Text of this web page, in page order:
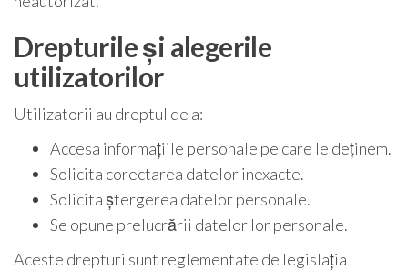
Drepturile și alegerile
utilizatorilor
Utilizatorii au dreptul de a:
Accesa informațiile personale pe care le deținem.
Solicita corectarea datelor inexacte.
Solicita ștergerea datelor personale.
Se opune prelucrării datelor lor personale.
Aceste drepturi sunt reglementate de legislația